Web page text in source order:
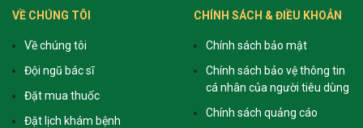
VỀ CHÚNG TÔI
Về chúng tôi
Đội ngũ bác sĩ
Đặt mua thuốc
Đặt lịch khám bệnh
CHÍNH SÁCH & ĐIỀU KHOẢN
Chính sách bảo mật
Chính sách bảo vệ thông tin
cá nhân của người tiêu dùng
Chính sách quảng cáo